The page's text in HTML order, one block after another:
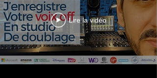
Lire la vidéo